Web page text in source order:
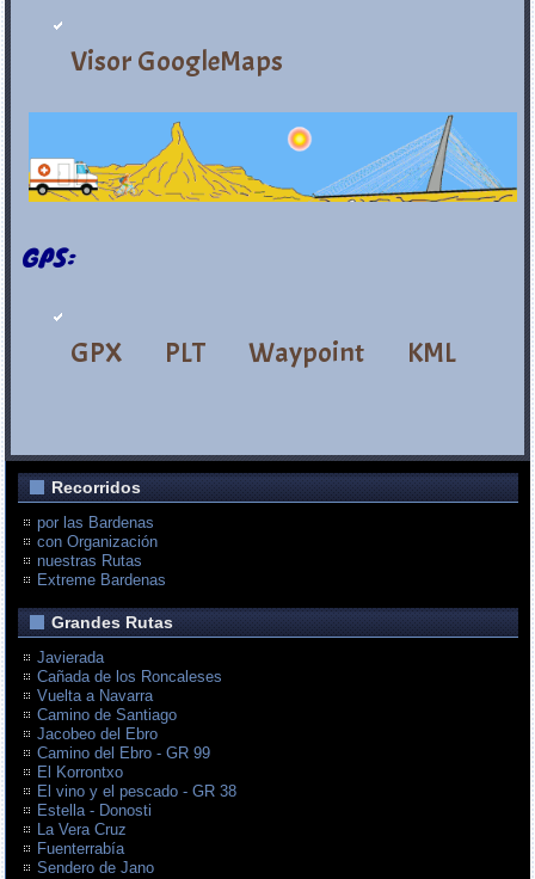
Visor GoogleMaps
GPS:
GPX PLT Waypoint KML
Recorridos
por las Bardenas
con Organización
nuestras Rutas
Extreme Bardenas
Grandes Rutas
Javierada
Cañada de los Roncaleses
Vuelta a Navarra
Camino de Santiago
Jacobeo del Ebro
Camino del Ebro - GR 99
El Korrontxo
El vino y el pescado - GR 38
Estella - Donosti
La Vera Cruz
Fuenterrabía
Sendero de Jano